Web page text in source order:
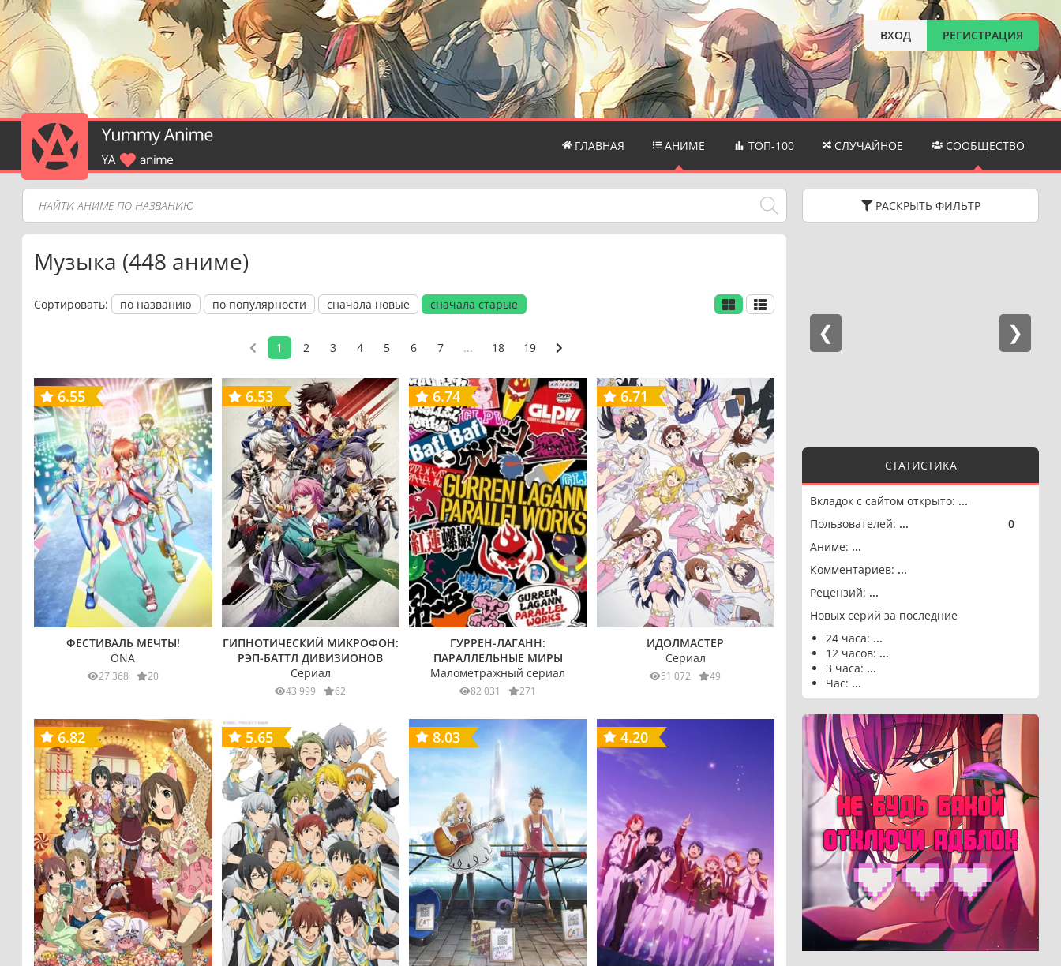
ВХОД РЕГИСТРАЦИЯ
ГЛАВНАЯ АНИМЕ ТОП-100 СЛУЧАЙНОЕ СООБЩЕСТВО
РАСКРЫТЬ ФИЛЬТР
СТАТИСТИКА
Вкладок с сайтом открыто: ...
Пользователей: ... 0
Аниме: ...
Комментариев: ...
Рецензий: ...
Новых серий за последние
24 часа: ...
12 часов: ...
3 часа: ...
Час: ...
Музыка (448 аниме)
Сортировать: по названию по популярности сначала новые сначала старые
1 2 3 4 5 6 7 ... 18 19
6.55
ФЕСТИВАЛЬ МЕЧТЫ!
ONA
27 368 20
6.53
ГИПНОТИЧЕСКИЙ МИКРОФОН:
РЭП-БАТТЛ ДИВИЗИОНОВ
Сериал
43 999 62
6.74
ГУРРЕН-ЛАГАНН:
ПАРАЛЛЕЛЬНЫЕ МИРЫ
Малометражный сериал
82 031 271
6.71
ИДОЛМАСТЕР
Сериал
51 072 49
6.82 5.65 8.03 4.20